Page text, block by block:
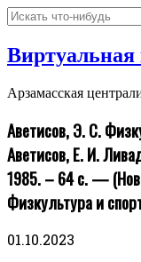
Арзамасская
Аветисов, Э. С.
Аветисов, Е. И.
1985. – 64 с. —
Физкультура и
01.10.2023